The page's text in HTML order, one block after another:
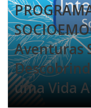
Aventuras
uma Vida